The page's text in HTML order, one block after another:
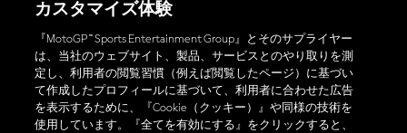
プライバシーポリシー
購入ポリシー
オフィシャルアプリ
カスタマイズ体験
『MotoGP™ Sports Entertainment Group』とそのサプライヤー
は、当社のウェブサイト、製品、サービスとのやり取りを測
定し、利用者の閲覧習慣（例えば閲覧したページ）に基づい
て作成したプロフィールに基づいて、利用者に合わせた広告
を表示するために、『Cookie（クッキー）』や同様の技術を
使用しています。『全てを有効にする』をクリックすると、